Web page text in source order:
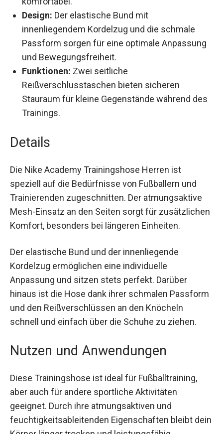
Design:Der elastische Bund mit
innenliegendem Kordelzug und die schmale
Passform sorgen für eine optimale
Anpassung und Bewegungsfreiheit.
Funktionen:Zwei seitliche
Reißverschlusstaschen bieten sicheren
Stauraum für kleine Gegenstände während
des Trainings.
Details
speziell auf die Bedürfnisse von Fußballern und
Trainierenden zugeschnitten. Der atmungsaktive
Mesh-Einsatz an den Seiten sorgt für
zusätzlichen Komfort, besonders bei längeren
Einheiten.
Der elastische Bund und der innenliegende
Kordelzug ermöglichen eine individuelle
Anpassung und sitzen stets perfekt. Darüber
hinaus ist die Hose dank ihrer schmalen
Passform und den Reißverschlüssen an den
Knöcheln schnell und einfach über die Schuhe zu
Nutzen und Anwendungen
Diese Trainingshose ist ideal für Fußballtraining,
aber auch für andere sportliche Aktivitäten
geeignet. Durch ihre atmungsaktiven und